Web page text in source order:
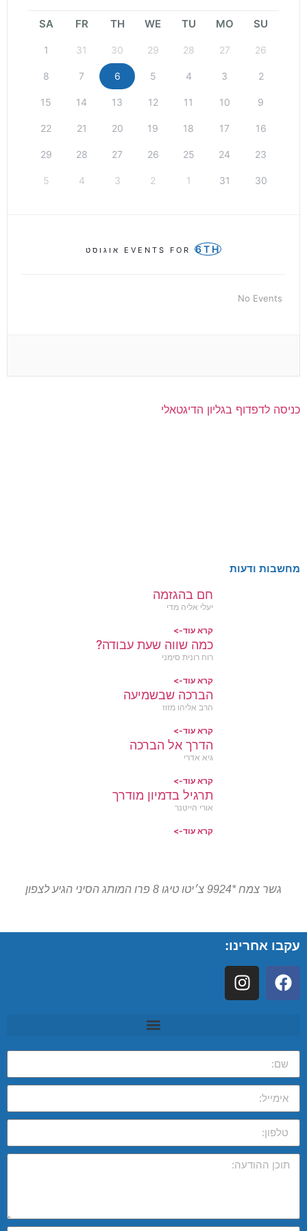
SU
MO
TU
WE
TH
FR
SA
26
27
28
29
30
31
1
2
3
4
5
6
7
8
9
10
11
12
13
14
15
16
17
18
19
20
21
22
23
24
25
26
27
28
29
30
31
1
2
3
4
5
EVENTS FOR 6TH אוגוסט
No Events
כניסה לדפדוף בגליון הדיגטאלי
מחשבות ודעות
חם בהגזמה
יעלי אליה מדי
קרא עוד->
כמה שווה שעת עבודה?
רוח רונית סימני
קרא עוד->
הברכה שבשמיעה
הרב אליהו מזוז
קרא עוד->
הדרך אל הברכה
גיא אדרי
קרא עוד->
תרגיל בדמיון מודרך
אורי הייטנר
קרא עוד->
גשר צמח *9924 צ׳יטו טיגו 8 פרו המותג הסיני הגיע לצפון
עקבו אחרינו: